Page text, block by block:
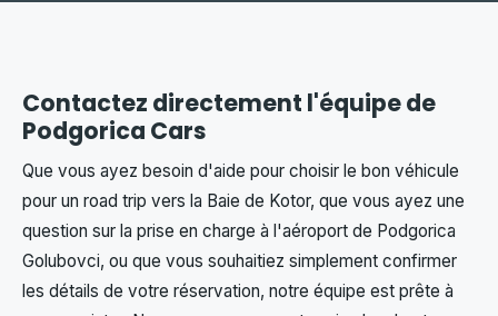
Contactez directement l'équipe de
Podgorica Cars
Que vous ayez besoin d'aide pour choisir le bon véhicule
pour un road trip vers la Baie de Kotor, que vous ayez une
question sur la prise en charge à l'aéroport de Podgorica
Golubovci, ou que vous souhaitiez simplement confirmer
les détails de votre réservation, notre équipe est prête à